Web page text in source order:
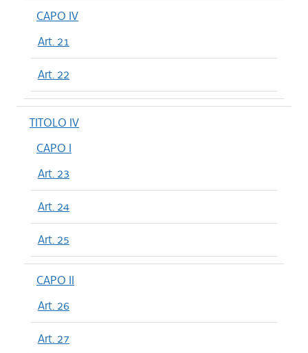
CAPO IV
Art. 21
Art. 22
TITOLO IV
CAPO I
Art. 23
Art. 24
Art. 25
CAPO II
Art. 26
Art. 27